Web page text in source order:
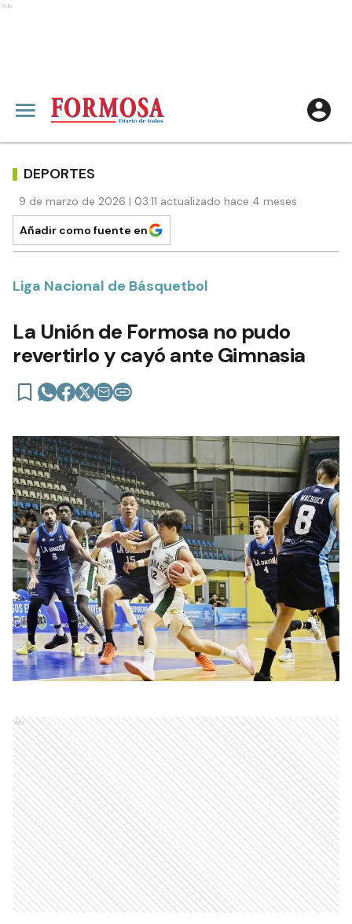
Ads
DEPORTES
9 de marzo de 2026 | 03:11 actualizado hace 4 meses
Añadir como fuente en
Liga Nacional de Básquetbol
La Unión de Formosa no pudo
revertirlo y cayó ante Gimnasia
Ads